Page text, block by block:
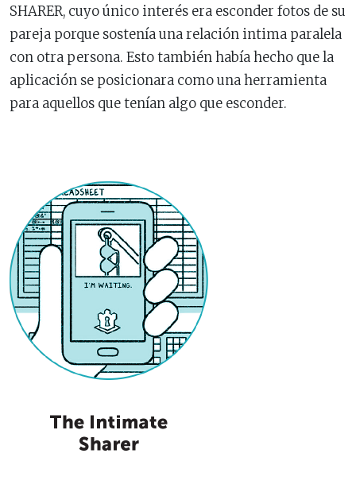
SHARER, cuyo único interés era esconder fotos de su
pareja porque sostenía una relación intima paralela
con otra persona. Esto también había hecho que la
aplicación se posicionara como una herramienta
para aquellos que tenían algo que esconder.